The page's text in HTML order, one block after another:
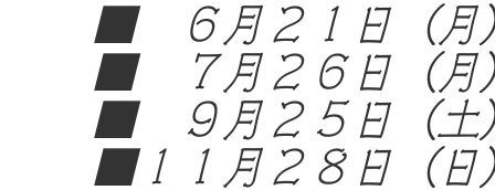
■ ６月２１日（
■ ７月２６日（月
■ ９月２５日（土
■１１月２８日（